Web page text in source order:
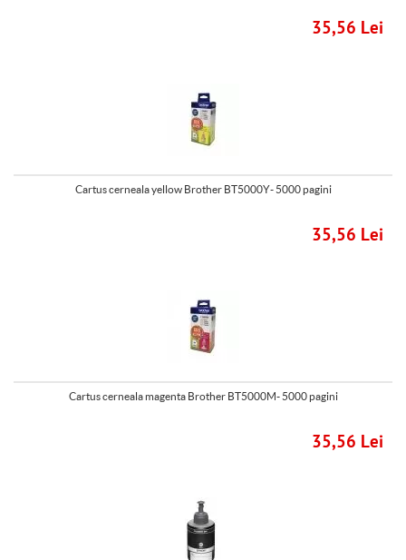
35,56 Lei
Cartus cerneala yellow Brother BT5000Y- 5000 pagini
35,56 Lei
Cartus cerneala magenta Brother BT5000M- 5000 pagini
35,56 Lei